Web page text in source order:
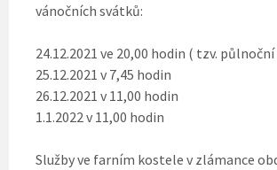
vánočních svátků:
24.12.2021 ve 20,00 hodin ( tzv. půlnoční
25.12.2021 v 7,45 hodin
26.12.2021 v 11,00 hodin
1.1.2022 v 11,00 hodin
Služby ve farním kostele v zlámance